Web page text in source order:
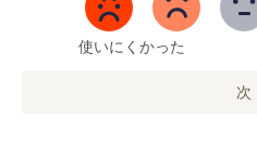
使いにくかった
次